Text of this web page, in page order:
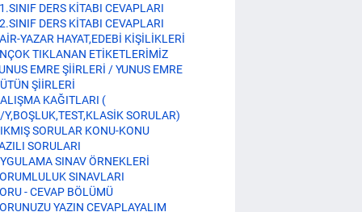
DERS KİTABI CEVAPLARI
DERS KİTABI CEVAPLARI
YAZAR HAYAT,EDEBİ KİŞİLİKLERİ
TIKLANAN ETİKETLERİMİZ
EMRE ŞİİRLERİ / YUNUS EMRE
ŞİİRLERİ
KAĞITLARI (
Y,BOŞLUK,TEST,KLASİK SORULAR)
SORULAR KONU-KONU
SORULARI
SINAV ÖRNEKLERİ
SINAVLARI
- CEVAP BÖLÜMÜ
YAZIN CEVAPLAYALIM